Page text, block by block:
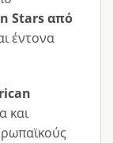
Stars από
έντονα
και